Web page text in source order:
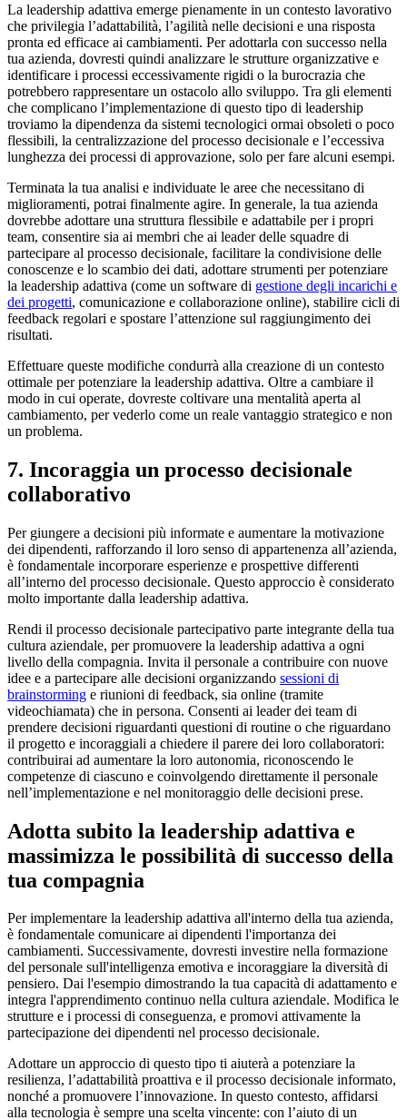
La leadership adattiva emerge pienamente in un contesto lavorativo
che privilegia l’adattabilità, l’agilità nelle decisioni e una risposta
pronta ed efficace ai cambiamenti. Per adottarla con successo nella
tua azienda, dovresti quindi analizzare le strutture organizzative e
identificare i processi eccessivamente rigidi o la burocrazia che
potrebbero rappresentare un ostacolo allo sviluppo. Tra gli elementi
che complicano l’implementazione di questo tipo di leadership
troviamo la dipendenza da sistemi tecnologici ormai obsoleti o poco
flessibili, la centralizzazione del processo decisionale e l’eccessiva
lunghezza dei processi di approvazione, solo per fare alcuni esempi.
Terminata la tua analisi e individuate le aree che necessitano di
miglioramenti, potrai finalmente agire. In generale, la tua azienda
dovrebbe adottare una struttura flessibile e adattabile per i propri
team, consentire sia ai membri che ai leader delle squadre di
partecipare al processo decisionale, facilitare la condivisione delle
conoscenze e lo scambio dei dati, adottare strumenti per potenziare
la leadership adattiva (come un software di gestione degli incarichi e
dei progetti, comunicazione e collaborazione online), stabilire cicli di
feedback regolari e spostare l’attenzione sul raggiungimento dei
risultati.
Effettuare queste modifiche condurrà alla creazione di un contesto
ottimale per potenziare la leadership adattiva. Oltre a cambiare il
modo in cui operate, dovreste coltivare una mentalità aperta al
cambiamento, per vederlo come un reale vantaggio strategico e non
un problema.
7. Incoraggia un processo decisionale
collaborativo
Per giungere a decisioni più informate e aumentare la motivazione
dei dipendenti, rafforzando il loro senso di appartenenza all’azienda,
è fondamentale incorporare esperienze e prospettive differenti
all’interno del processo decisionale. Questo approccio è considerato
molto importante dalla leadership adattiva.
Rendi il processo decisionale partecipativo parte integrante della tua
cultura aziendale, per promuovere la leadership adattiva a ogni
livello della compagnia. Invita il personale a contribuire con nuove
idee e a partecipare alle decisioni organizzando sessioni di
brainstorming e riunioni di feedback, sia online (tramite
videochiamata) che in persona. Consenti ai leader dei team di
prendere decisioni riguardanti questioni di routine o che riguardano
il progetto e incoraggiali a chiedere il parere dei loro collaboratori:
contribuirai ad aumentare la loro autonomia, riconoscendo le
competenze di ciascuno e coinvolgendo direttamente il personale
nell’implementazione e nel monitoraggio delle decisioni prese.
Adotta subito la leadership adattiva e
massimizza le possibilità di successo della
tua compagnia
Per implementare la leadership adattiva all'interno della tua azienda,
è fondamentale comunicare ai dipendenti l'importanza dei
cambiamenti. Successivamente, dovresti investire nella formazione
del personale sull'intelligenza emotiva e incoraggiare la diversità di
pensiero. Dai l'esempio dimostrando la tua capacità di adattamento e
integra l'apprendimento continuo nella cultura aziendale. Modifica le
strutture e i processi di conseguenza, e promovi attivamente la
partecipazione dei dipendenti nel processo decisionale.
Adottare un approccio di questo tipo ti aiuterà a potenziare la
resilienza, l’adattabilità proattiva e il processo decisionale informato,
nonché a promuovere l’innovazione. In questo contesto, affidarsi
alla tecnologia è sempre una scelta vincente: con l’aiuto di un